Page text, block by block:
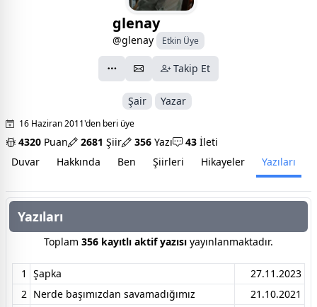
glenay
@glenay Etkin Üye
Takip Et
Şair Yazar
16 Haziran 2011'den beri üye
4320 Puan 2681 Şiir 356 Yazı 43 İleti
Duvar
Hakkında Ben Şiirleri Hikayeler Yazıları
Yazıları
Toplam 356 kayıtlı aktif yazısı yayınlanmaktadır.
1 Şapka
27.11.2023
2 Nerde başımızdan savamadığımız
21.10.2021